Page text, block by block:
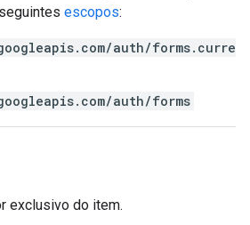
escopos:
auth/forms.curre
auth/forms
exclusivo do item.